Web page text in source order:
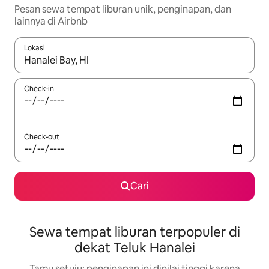
Pesan sewa tempat liburan unik, penginapan, dan
lainnya di Airbnb
Lokasi
Jika hasil yang dicari tersedia, telusuri dengan tombol panah
Check-in
Check-out
Cari
Sewa tempat liburan terpopuler di
dekat Teluk Hanalei